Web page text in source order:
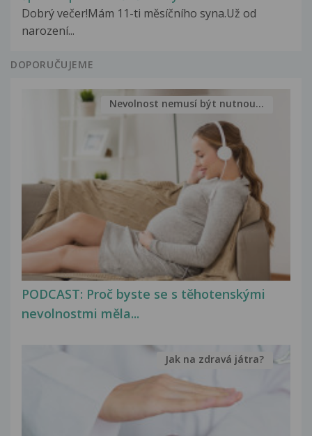
Dobrý večer!Mám 11-ti měsíčního syna.Už od
narození...
DOPORUČUJEME
PODCAST: Proč byste se s těhotenskými
nevolnostmi měla...
Nevolnost nemusí být nutnou...
Jak na zdravá játra?